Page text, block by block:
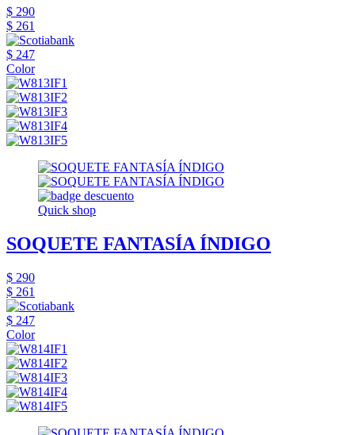
$ 290
$ 261
$ 247
Color
Quick shop
SOQUETE FANTASÍA ÍNDIGO
$ 290
$ 261
$ 247
Color